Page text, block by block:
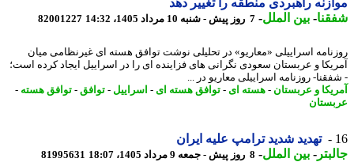
راهبردی منطقه را تغییر دهد
-بین الملل-7 روز پیش - شنبه 10 مرداد 1405، 14:32 82001227
اسراییلی «معاریو» در تحلیلی نوشت توافق هسته ای غیرنظامی میان
و عربستان سعودی نگرانی های فزاینده ای را در اسراییل ایجاد کرده است؛
روزنامه اسراییلی معاریو در ...
و عربستان-هسته ای- توافق هسته ای- اسراییل -توافق-توافق هسته-
تهدید شدید ترامپ علیه ایران
-بین الملل-8 روز پیش - جمعه 9 مرداد 1405، 18:07 81995631